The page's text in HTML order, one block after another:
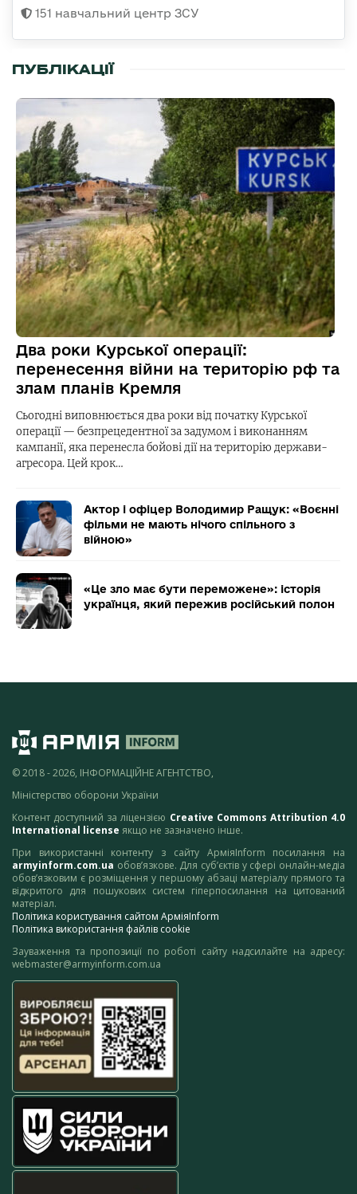
151 навчальний центр ЗСУ
ПУБЛІКАЦІЇ
Два роки Курської операції:
перенесення війни на територію рф та
злам планів Кремля
Сьогодні виповнюється два роки від початку Курської
операції — безпрецедентної за задумом і виконанням
кампанії, яка перенесла бойові дії на територію держави-
агресора. Цей крок…
Актор і офіцер Володимир Ращук: «Воєнні
фільми не мають нічого спільного з
війною»
«Це зло має бути переможене»: історія
українця, який пережив російський полон
© 2018 - 2026, ІНФОРМАЦІЙНЕ АГЕНТСТВО,
Міністерство оборони України
Контент доступний за ліцензією Creative Commons Attribution 4.0
International license якщо не зазначено інше.
При використанні контенту з сайту АрміяInform посилання на
armyinform.com.ua обов’язкове. Для суб’єктів у сфері онлайн-медіа
обов’язковим є розміщення у першому абзаці матеріалу прямого та
відкритого для пошукових систем гіперпосилання на цитований
матеріал.
Політика користування сайтом АрміяInform
Політика використання файлів cookie
Зауваження та пропозиції по роботі сайту надсилайте на адресу:
webmaster@armyinform.com.ua